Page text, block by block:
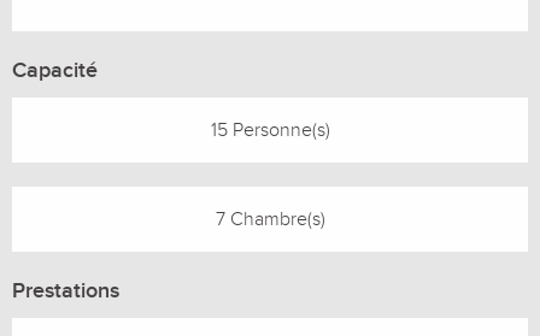
Capacité
15 Personne(s)
7 Chambre(s)
Prestations